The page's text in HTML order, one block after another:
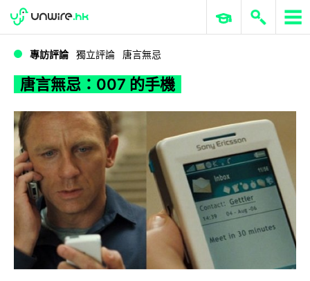
唐言無忌：007 的手機
WWDC 2026 ERP 與商業 AI
專訪評論 獨立評論 唐言無忌
唐言無忌：007 的手機